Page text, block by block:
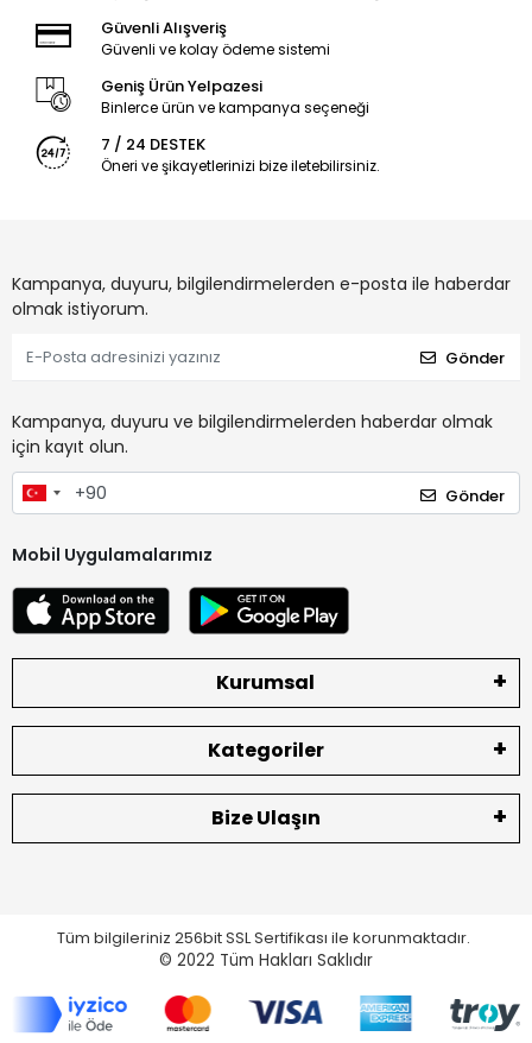
Güvenli Alışveriş
Güvenli ve kolay ödeme sistemi
Geniş Ürün Yelpazesi
Binlerce ürün ve kampanya seçeneği
7 / 24 DESTEK
Öneri ve şikayetlerinizi bize iletebilirsiniz.
Kampanya, duyuru, bilgilendirmelerden e-posta ile haberdar
olmak istiyorum.
Gönder
Kampanya, duyuru ve bilgilendirmelerden haberdar olmak
için kayıt olun.
Gönder
Mobil Uygulamalarımız
Kurumsal
Kategoriler
Bize Ulaşın
Tüm bilgileriniz 256bit SSL Sertifikası ile korunmaktadır.
© 2022 Tüm Hakları Saklıdır